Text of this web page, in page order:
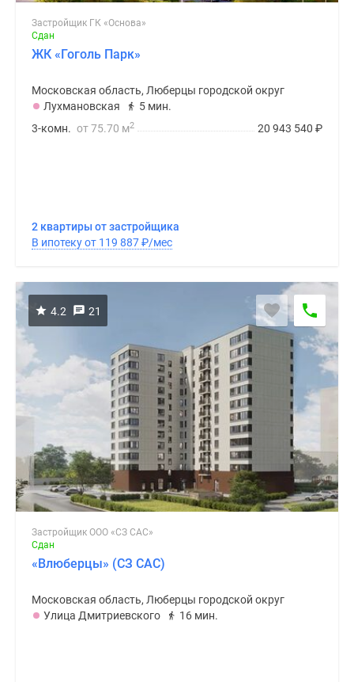
Застройщик ГК «Основа»
Сдан
ЖК «Гоголь Парк»
Московская область, Люберцы городской округ
Лухмановская
5 мин.
20 943 540 ₽
3-комн. от 75.70 м2
2 квартиры от застройщика
В ипотеку от 119 887₽/мес
4.2 21
Застройщик ООО «СЗ САС»
Сдан
«Влюберцы» (СЗ САС)
Московская область, Люберцы городской округ
Улица Дмитриевского
16 мин.